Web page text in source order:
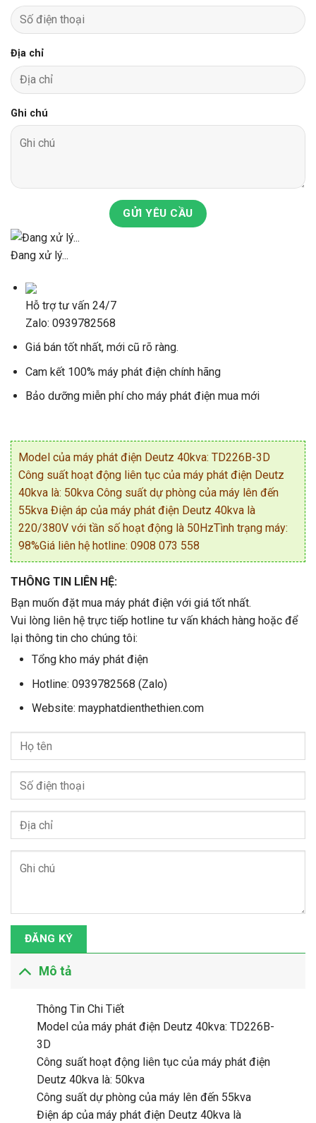
Địa chỉ
Ghi chú
GỬI YÊU CẦU
Đang xử lý...
Hỗ trợ tư vấn 24/7
Zalo: 0939782568
Giá bán tốt nhất, mới cũ rõ ràng.
Cam kết 100% máy phát điện chính hãng
Bảo dưỡng miễn phí cho máy phát điện mua mới
Model của máy phát điện Deutz 40kva: TD226B-3D
Công suất hoạt động liên tục của máy phát điện Deutz
40kva là: 50kva Công suất dự phòng của máy lên đến
55kva Điện áp của máy phát điện Deutz 40kva là
220/380V với tần số hoạt động là 50HzTình trạng máy:
98%Giá liên hệ hotline: 0908 073 558
THÔNG TIN LIÊN HỆ:
Bạn muốn đặt mua máy phát điện với giá tốt nhất.
Vui lòng liên hệ trực tiếp hotline tư vấn khách hàng hoặc để
lại thông tin cho chúng tôi:
Tổng kho máy phát điện
Hotline: 0939782568 (Zalo)
Website: mayphatdienthethien.com
ĐĂNG KÝ
Mô tả
Thông Tin Chi Tiết
Model của máy phát điện Deutz 40kva: TD226B-
3D
Công suất hoạt động liên tục của máy phát điện
Deutz 40kva là: 50kva
Công suất dự phòng của máy lên đến 55kva
Điện áp của máy phát điện Deutz 40kva là